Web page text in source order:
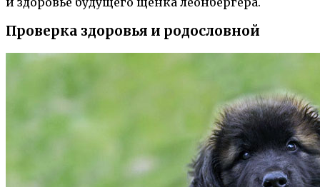
Проверка здоровья и родословной